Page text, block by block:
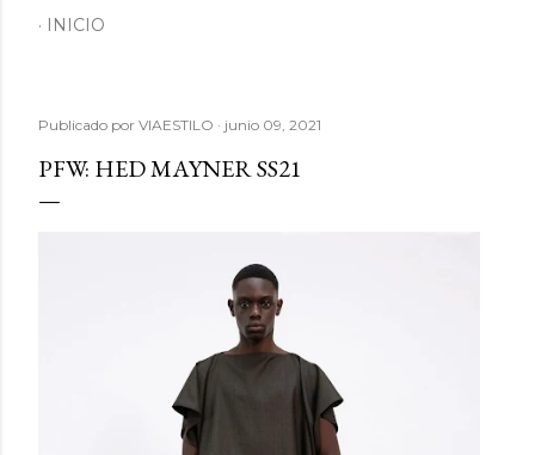
INICIO
Publicado por VIAESTILO junio 09, 2021
PFW: HED MAYNER SS21